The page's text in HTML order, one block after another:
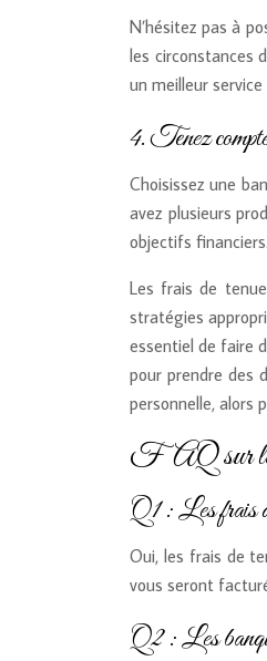
N’hésitez pas à
les circonstances
un meilleur service
4. Tenez
Choisissez une
avez plusieurs
objectifs financiers.
Les frais de
stratégies
essentiel de faire
pour prendre des
personnelle, alors
FAQ sur les
Q1 : Les frais
Oui, les frais de
vous seront
Q2 : Les